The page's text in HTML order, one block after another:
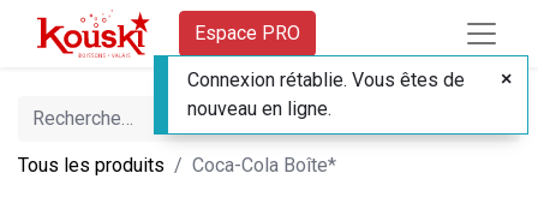
Espace PRO
Tous les produits Coca-Cola Boîte*
Connexion rétablie. Vous êtes de
nouveau en ligne.